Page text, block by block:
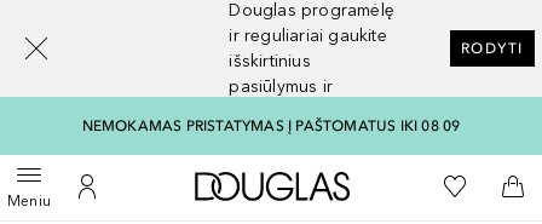
Douglas programėlę
ir reguliariai gaukite
išskirtinius
pasiūlymus ir
RODYTI
NEMOKAMAS PRISTATYMAS Į PAŠTOMATUS IKI 08 09
MeniuAtidaryti meniuĮ mano paskyrą
Į Douglas pagrindinį
Į mano
Į
Grįžk atgal
Vykdykite paiešką
[navigation.slideout.screenreader]